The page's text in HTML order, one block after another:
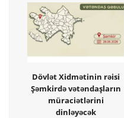
Dövlət Xidmətinin rəisi
Şəmkirdə vətəndaşların
müraciətlərini
dinləyəcək